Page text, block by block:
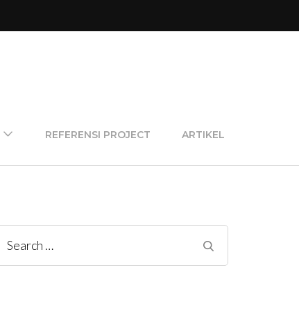
REFERENSI PROJECT ARTIKEL
Search
for: